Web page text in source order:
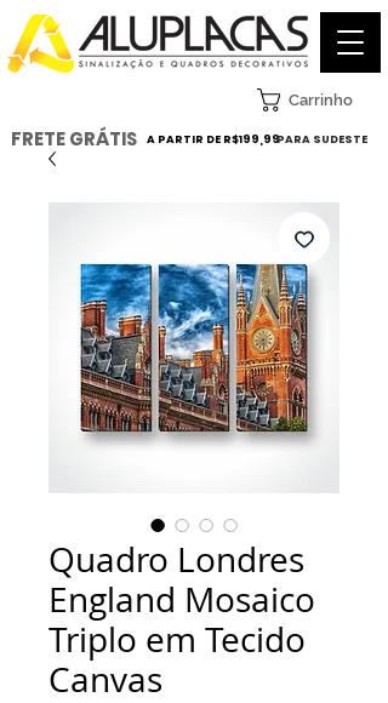
Carrinho
FRETE GRÁTIS A PARTIR DE R$199,99PARA SUDESTE
Quadro Londres
England Mosaico
Triplo em Tecido
Canvas